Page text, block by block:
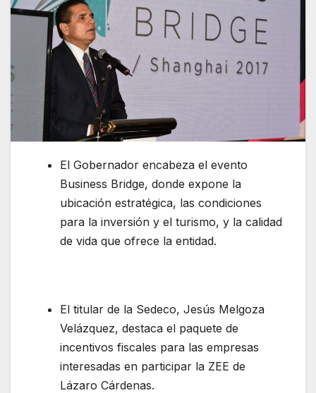
El Gobernador encabeza el evento
Business Bridge, donde expone la
ubicación estratégica, las condiciones
para la inversión y el turismo, y la calidad
de vida que ofrece la entidad.
El titular de la Sedeco, Jesús Melgoza
Velázquez, destaca el paquete de
incentivos fiscales para las empresas
interesadas en participar la ZEE de
Lázaro Cárdenas.